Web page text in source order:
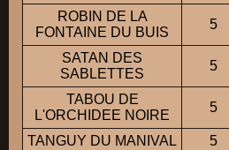
ROBIN DE LA
FONTAINE DU BUIS
5
SATAN DES
SABLETTES
5
TABOU DE
L'ORCHIDEE NOIRE
5
TANGUY DU MANIVAL 5